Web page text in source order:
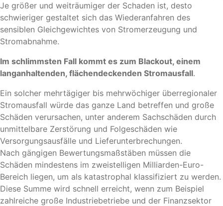
Je größer und weiträumiger der Schaden ist, desto
schwieriger gestaltet sich das Wiederanfahren des
sensiblen Gleichgewichtes von Stromerzeugung und
Stromabnahme.
Im schlimmsten Fall kommt es zum Blackout, einem
langanhaltenden, flächendeckenden Stromausfall.
Ein solcher mehrtägiger bis mehrwöchiger überregionaler
Stromausfall würde das ganze Land betreffen und große
Schäden verursachen, unter anderem Sachschäden durch
unmittelbare Zerstörung und Folgeschäden wie
Versorgungsausfälle und Lieferunterbrechungen.
Nach gängigen Bewertungsmaßstäben müssen die
Schäden mindestens im zweistelligen Milliarden-Euro-
Bereich liegen, um als katastrophal klassifiziert zu werden.
Diese Summe wird schnell erreicht, wenn zum Beispiel
zahlreiche große Industriebetriebe und der Finanzsektor